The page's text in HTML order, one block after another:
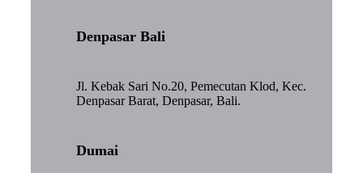
Denpasar Bali
Jl. Kebak Sari No.20, Pemecutan Klod, Kec.
Denpasar Barat, Denpasar, Bali.
Dumai